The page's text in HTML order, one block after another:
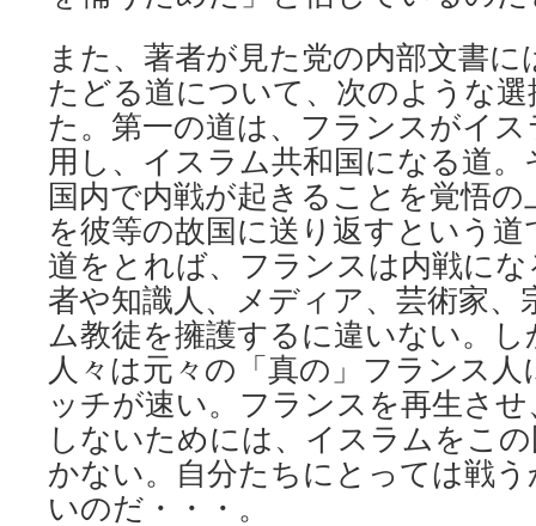
また、著者が見た党の内部文書
たどる道について、次のような
た。第一の道は、フランスがイ
用し、イスラム共和国になる道
国内で内戦が起きることを覚悟
を彼等の故国に送り返すという
道をとれば、フランスは内戦に
者や知識人、メディア、芸術家、
ム教徒を擁護するに違いない。
人々は元々の「真の」フランス
ッチが速い。フランスを再生さ
しないためには、イスラムをこ
かない。自分たちにとっては戦
いのだ・・・。